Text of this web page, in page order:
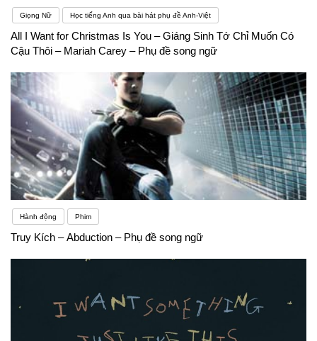
Giọng Nữ Học tiếng Anh qua bài hát phụ đề Anh-Việt
All I Want for Christmas Is You – Giáng Sinh Tớ Chỉ Muốn Có
Cậu Thôi – Mariah Carey – Phụ đề song ngữ
Hành động Phim
Truy Kích – Abduction – Phụ đề song ngữ